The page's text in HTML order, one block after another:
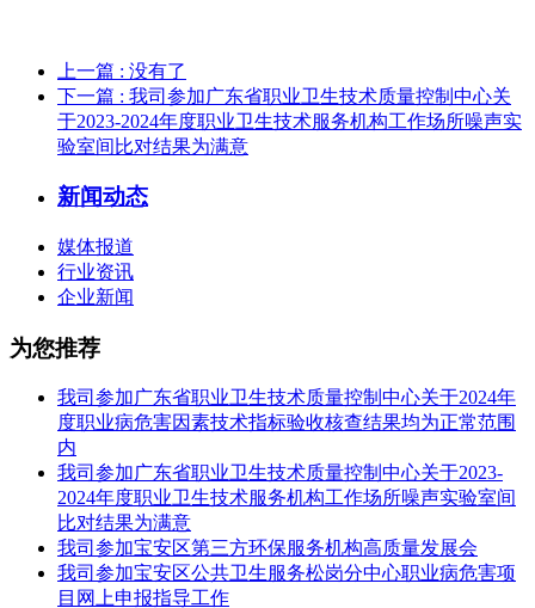
上一篇 : 没有了
下一篇 : 我司参加广东省职业卫生技术质量控制中心关
于2023-2024年度职业卫生技术服务机构工作场所噪声实
验室间比对结果为满意
新闻动态
媒体报道
行业资讯
企业新闻
为您推荐
我司参加广东省职业卫生技术质量控制中心关于2024年
度职业病危害因素技术指标验收核查结果均为正常范围
内
我司参加广东省职业卫生技术质量控制中心关于2023-
2024年度职业卫生技术服务机构工作场所噪声实验室间
比对结果为满意
我司参加宝安区第三方环保服务机构高质量发展会
我司参加宝安区公共卫生服务松岗分中心职业病危害项
目网上申报指导工作